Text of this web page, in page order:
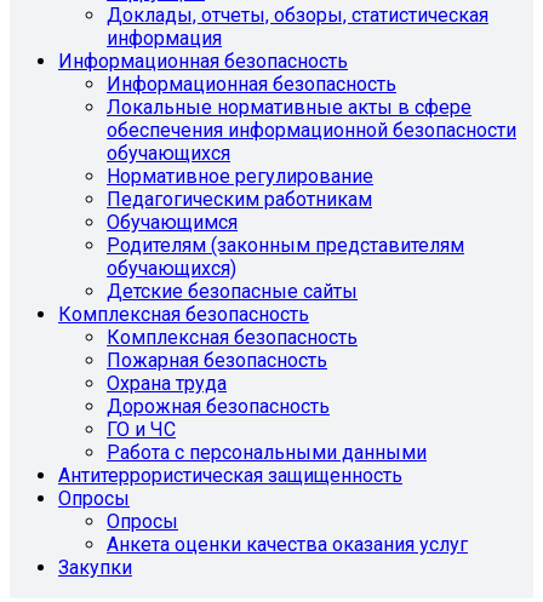
Доклады, отчеты, обзоры, статистическая
информация
Информационная безопасность
Информационная безопасность
Локальные нормативные акты в сфере
обеспечения информационной безопасности
обучающихся
Нормативное регулирование
Педагогическим работникам
Обучающимся
Родителям (законным представителям
обучающихся)
Детские безопасные сайты
Комплексная безопасность
Комплексная безопасность
Пожарная безопасность
Охрана труда
Дорожная безопасность
ГО и ЧС
Работа с персональными данными
Антитеррористическая защищенность
Опросы
Опросы
Анкета оценки качества оказания услуг
Закупки